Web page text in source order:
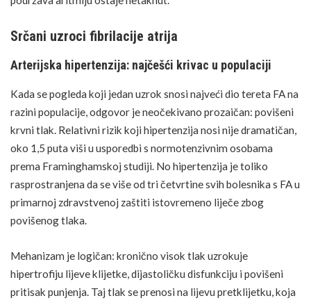
Srčani uzroci fibrilacije atrija
Arterijska hipertenzija: najčešći krivac u populaciji
Kada se pogleda koji jedan uzrok snosi najveći dio tereta FA na
razini populacije, odgovor je neočekivano prozaičan: povišeni
krvni tlak . Relativni rizik koji hipertenzija nosi nije dramatičan,
oko 1,5 puta viši u usporedbi s normotenzivnim osobama
prema Framinghamskoj studiji. No hipertenzija je toliko
rasprostranjena da se više od tri četvrtine svih bolesnika s FA u
primarnoj zdravstvenoj zaštiti istovremeno liječe zbog
povišenog tlaka.
Mehanizam je logičan: kronično visok tlak uzrokuje
hipertrofiju lijeve klijetke, dijastoličku disfunkciju i povišeni
pritisak punjenja. Taj tlak se prenosi na lijevu pretklijetku, koja